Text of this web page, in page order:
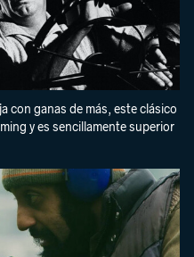
con ganas de más, este clásico
y es sencillamente superior